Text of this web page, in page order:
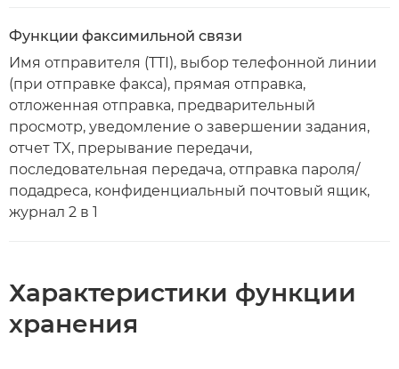
Функции факсимильной связи
Имя отправителя (TTI), выбор телефонной линии
(при отправке факса), прямая отправка,
отложенная отправка, предварительный
просмотр, уведомление о завершении задания,
отчет TX, прерывание передачи,
последовательная передача, отправка пароля/
подадреса, конфиденциальный почтовый ящик,
журнал 2 в 1
Характеристики функции
хранения